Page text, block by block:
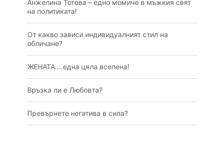
Анжелина Тотева – едно момиче в мъжкия свят
на политиката!
От какво зависи индивидуалният стил на
обличане?
ЖЕНАТА….една цяла вселена!
Връзка ли е Любовта?
Превърнете негатива в сила?